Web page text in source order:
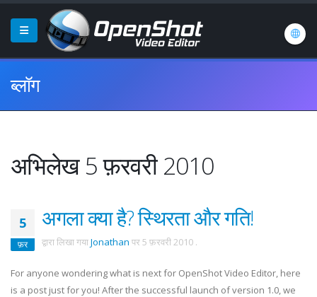
ब्लॉग
अभिलेख 5 फ़रवरी 2010
5
फ़र
अगला क्या है? स्थिरता और गति!
द्वारा लिखा गयाJonathan पर 5 फ़रवरी 2010 .
For anyone wondering what is next for OpenShot Video Editor, here
is a post just for you! After the successful launch of version 1.0, we